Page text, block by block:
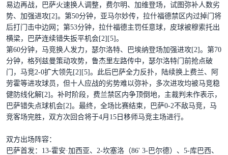
易边再战，巴萨火速换人调整，费尔明、加维登场，试图弥补人数劣
势、加强进攻[2]。第50分钟，亚马尔妙传，拉什福德禁区内过掉门将
后打门击中边网；第53分钟，拉什福德主罚任意球，皮球被穆索托出
横梁，巴萨连续错失扳平机会[2][5]。
第60分钟，马竞换人发力，瑟尔洛特、巴埃纳登场加强进攻[2]。第70
分钟，格列兹曼策动攻势，鲁杰里左路传中，瑟尔洛特门前抢点破
门，马竞2-0扩大领先[2][5]。此后巴萨全力反扑，陆续换上费兰、阿
劳霍等进攻球员，但十人应战的劣势难以弥补，多次进攻均被马竞稳
健防线化解[2]。补时阶段，费兰禁区内争顶倒地，主裁判未作表示，
巴萨错失点球机会[2]。最终，全场比赛结束，巴萨0-2不敌马竞，马
竞客场完胜，双方次回合将于4月15日移师马竞主场进行。
双方出场阵容：
巴萨首发：13-霍安·加西亚、2-坎塞洛（86' 3-巴尔德）、5-库巴西、